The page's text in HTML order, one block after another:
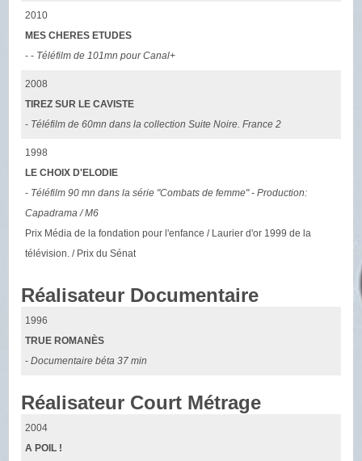
2010
MES CHERES ETUDES
- - Téléfilm de 101mn pour Canal+
2008
TIREZ SUR LE CAVISTE
- Téléfilm de 60mn dans la collection Suite Noire. France 2
1998
LE CHOIX D'ELODIE
- Téléfilm 90 mn dans la série "Combats de femme" - Production:
Capadrama / M6
Prix Média de la fondation pour l'enfance / Laurier d'or 1999 de la
télévision. / Prix du Sénat
Réalisateur Documentaire
1996
TRUE ROMANÈS
-Documentaire béta 37 min
Réalisateur Court Métrage
2004
A POIL !